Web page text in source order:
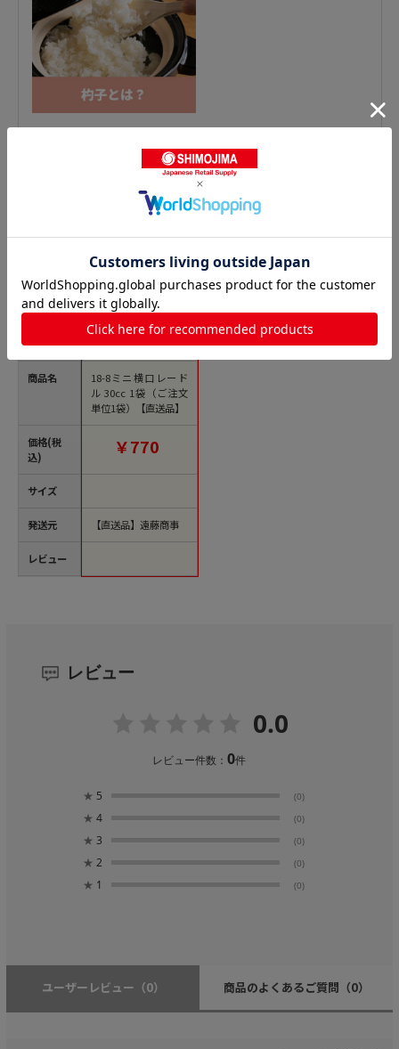
おたま・レードルの人気商品との比較
商品名
価格(税
込)
サイズ
発送元
レビュー
18-8ミニ横口レード
ル 30cc 1袋（ご注文
単位1袋）【直送品】
￥770
【直送品】遠藤商事
レビュー
0.0
レビュー件数：0件
★ 5 (0)
★ 4 (0)
★ 3 (0)
★ 2 (0)
★ 1 (0)
ユーザーレビュー （0） 商品のよくあるご質問 （0）